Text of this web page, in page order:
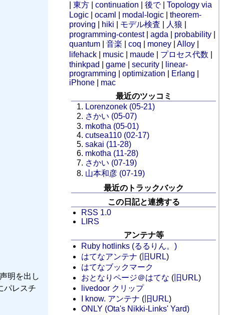
明を出し
パレスチ
|東方 |continuation |後で|Topology via
Logic |ocaml modal-logic |theorem-
proving
hiki モデル検査 人狼
programming-contest|agda probability
quantum |音楽 |coq money |Alloy
lifehack
music maude プロセス代数
thinkpad
|game |security
linear-
programming |optimization Erlang
iPhone
mac
最近のツッコミ
Lorenzonek (05-21)
さかい (05-07)
mkotha (05-01)
cutsea110 (02-17)
sakai (11-28)
mkotha (11-28)
さかい (07-19)
山本和彦 (07-19)
最近のトラックバック
この日記と連携する
RSS 1.0
LIRS
アンテナ等
Ruby hotlinks (るるりん。)
はてなアンテナ ( 旧URL)
はてなブックマーク
おとなりページ＠はてな ( 旧URL)
livedoor クリップ
I know. アンテナ ( 旧URL)
ONLY (Ota's Nikki-Links' Yard)